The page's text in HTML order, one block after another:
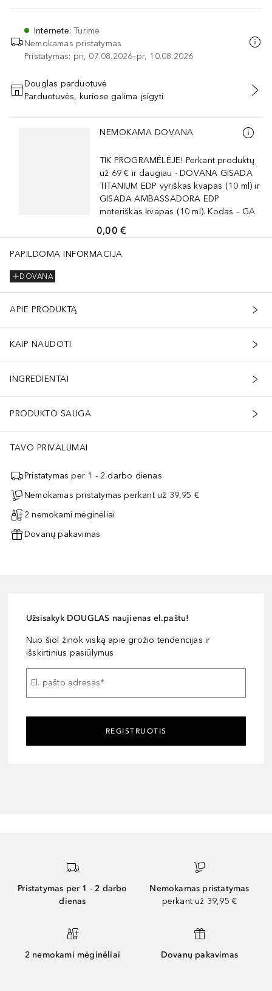
Internete:Turime
Nemokamas pristatymas
Pristatymas: pn, 07.08.2026–pr, 10.08.2026
PRIDĖTI Į KREPŠELĮ
Douglas parduotuvė
Parduotuvės, kuriose galima įsigyti
Praleisti slankiklį
NEMOKAMA DOVANA
TIK PROGRAMĖLĖJE! Perkant produktų
už 69 € ir daugiau - DOVANA GISADA
TITANIUM EDP vyriškas kvapas (10 ml) ir
GISADA AMBASSADORA EDP
moteriškas kvapas (10 ml). Kodas – GA
0,00 €
PAPILDOMA INFORMACIJA
DOVANA
APIE PRODUKTĄ
KAIP NAUDOTI
INGREDIENTAI
PRODUKTO SAUGA
TAVO PRIVALUMAI
Pristatymas per 1 - 2 darbo dienas
Nemokamas pristatymas perkant už 39,95 €
2 nemokami mėginėliai
Dovanų pakavimas
Užsisakyk DOUGLAS naujienas el.paštu!
Nuo šiol žinok viską apie grožio tendencijas ir
išskirtinius pasiūlymus
El. pašto adresas*
REGISTRUOTIS
Pristatymas per 1 - 2 darbo
dienas
Nemokamas pristatymas
perkant už 39,95 €
2 nemokami mėginėliai Dovanų pakavimas